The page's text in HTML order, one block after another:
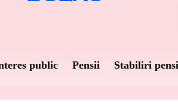
public Pensii Stabiliri